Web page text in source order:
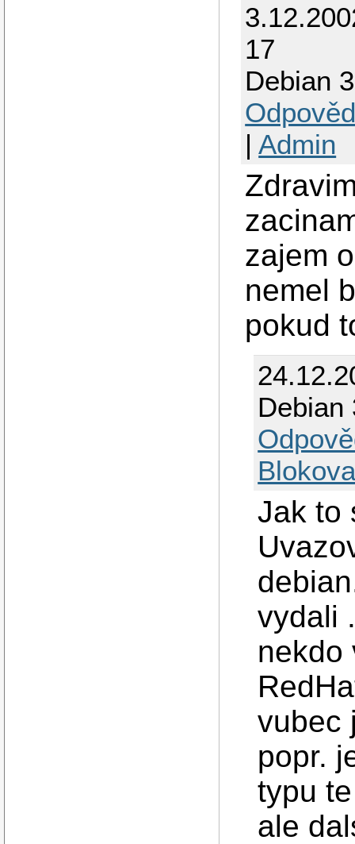
17
Debian
|Admin
zajem
nemel
pokud
Debian
Jak to
vydali
nekdo
vubec
popr.
typu
ale